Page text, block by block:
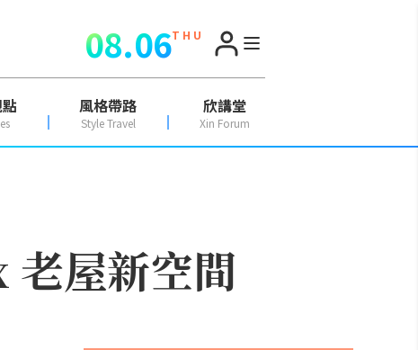
08.06T H U
風格帶路
Style Travel
欣講堂
Xin Forum
屋新空間